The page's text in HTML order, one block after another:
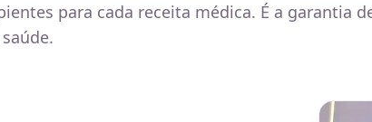
para cada receita médica. É a garantia